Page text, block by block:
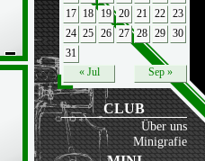
« Jul Sep »
17
18 19 20 21 22
23
24 25 26 27 28 29
30
31
CLUB
Über uns
Minigrafie